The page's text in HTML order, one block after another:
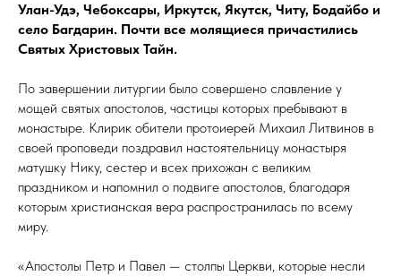
Улан-Удэ, Чебоксары, Иркутск, Якутск, Читу, Бодайбо и
село Багдарин. Почти все молящиеся причастились
Святых Христовых Тайн.
По завершении литургии было совершено славление у
мощей святых апостолов, частицы которых пребывают в
монастыре. Клирик обители протоиерей Михаил Литвинов в
своей проповеди поздравил настоятельницу монастыря
матушку Нику, сестер и всех прихожан с великим
праздником и напомнил о подвиге апостолов, благодаря
которым христианская вера распространилась по всему
миру.
«Апостолы Петр и Павел — столпы Церкви, которые несли